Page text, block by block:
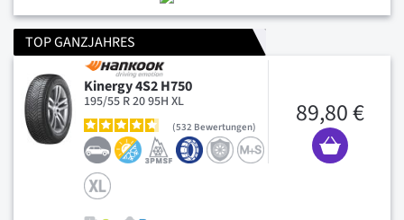
TOP GANZJAHRES
Kinergy 4S2 H750
195/55 R 20 95H XL
532 Bewertungen 89,80 €